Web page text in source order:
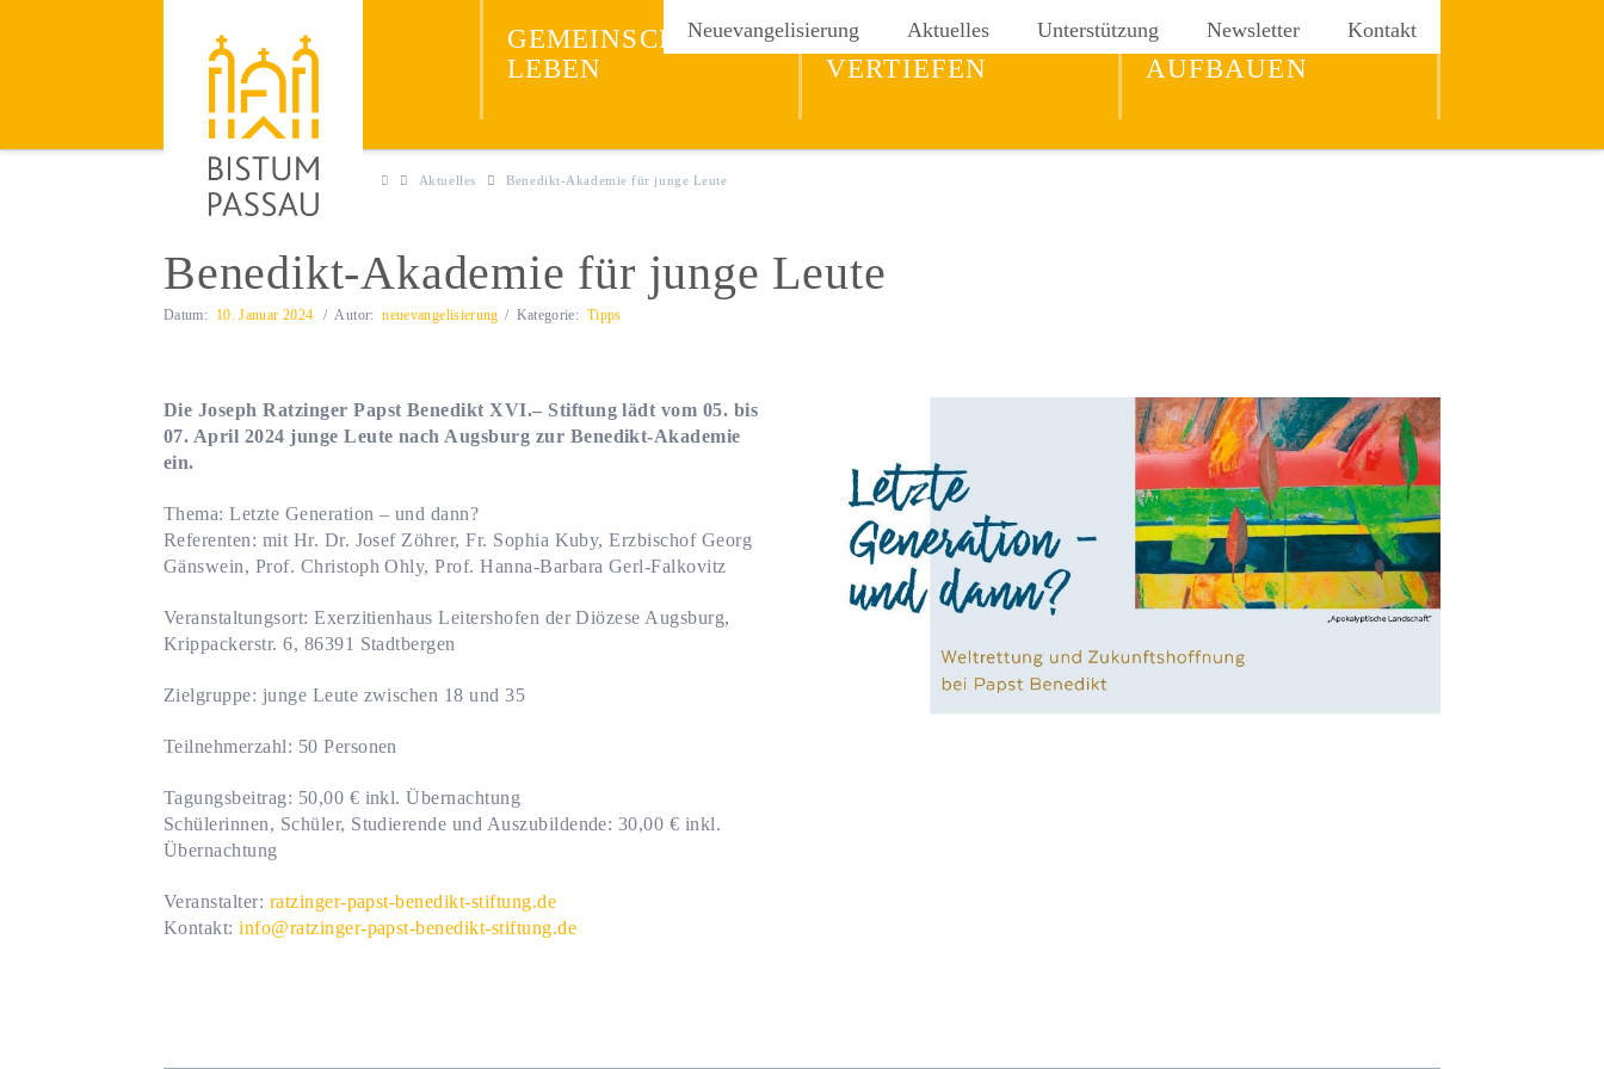
Neuevangelisierung Aktuelles Unterstützung Newsletter Kontakt
Neuevangelisierung
JESUS
ENTDECKEN
GEMEINSCHAFT
LEBEN
GLAUBEN
VERTIEFEN
REICH GOTTES
AUFBAUEN
Aktuelles Benedikt-Akademie für junge Leute
Benedikt-Akademie für junge Leute
Datum: 10. Januar 2024 Autor:neuevangelisierung Kategorie: Tipps
Die Joseph Ratzinger Papst Benedikt XVI.– Stiftung lädt vom 05. bis
07. April 2024 junge Leute nach Augsburg zur Benedikt-Akademie
ein.
Thema: Letzte Generation – und dann?
Referenten: mit Hr. Dr. Josef Zöhrer, Fr. Sophia Kuby, Erzbischof Georg
Gänswein, Prof. Christoph Ohly, Prof. Hanna-Barbara Gerl-Falkovitz
Veranstaltungsort: Exerzitienhaus Leitershofen der Diözese Augsburg,
Krippackerstr. 6, 86391 Stadtbergen
Zielgruppe: junge Leute zwischen 18 und 35
Teilnehmerzahl: 50 Personen
Tagungsbeitrag: 50,00 € inkl. Übernachtung
Schülerinnen, Schüler, Studierende und Auszubildende: 30,00 € inkl.
Übernachtung
Veranstalter: ratzinger-papst-benedikt-stiftung.de
Kontakt:info@ratzinger-papst-benedikt-stiftung.de